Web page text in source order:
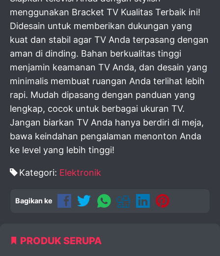
menggunakan Bracket TV Kualitas Terbaik ini!
Didesain untuk memberikan dukungan yang
kuat dan stabil agar TV Anda terpasang dengan
aman di dinding. Bahan berkualitas tinggi
menjamin keamanan TV Anda, dan desain yang
minimalis membuat ruangan Anda terlihat lebih
rapi. Mudah dipasang dengan panduan yang
lengkap, cocok untuk berbagai ukuran TV.
Jangan biarkan TV Anda hanya berdiri di meja,
bawa keindahan pengalaman menonton Anda
ke level yang lebih tinggi!
Kategori: Elektronik
Bagikan ke
PRODUK SERUPA